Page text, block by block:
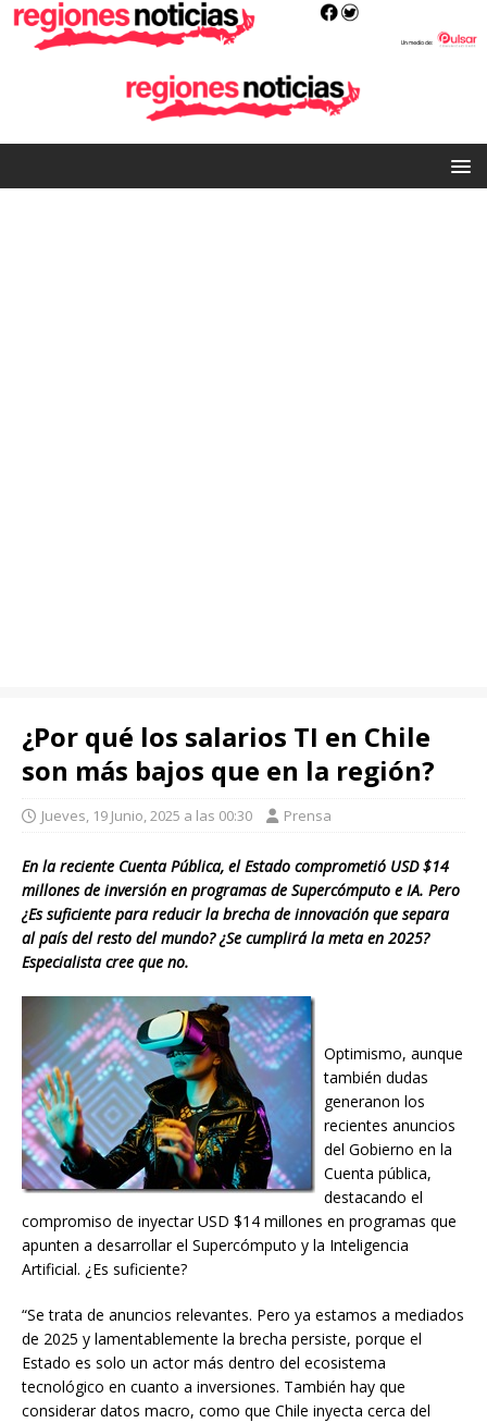
¿Por qué los salarios TI en Chile
son más bajos que en la región?
Jueves, 19 Junio, 2025 a las 00:30 Prensa
En la reciente Cuenta Pública, el Estado comprometió USD $14
millones de inversión en programas de Supercómputo e IA. Pero
¿Es suficiente para reducir la brecha de innovación que separa
al país del resto del mundo? ¿Se cumplirá la meta en 2025?
Especialista cree que no.
Optimismo, aunque
también dudas
generanon los
recientes anuncios
del Gobierno en la
Cuenta pública,
destacando el
compromiso de inyectar USD $14 millones en programas que
apunten a desarrollar el Supercómputo y la Inteligencia
Artificial. ¿Es suficiente?
“Se trata de anuncios relevantes. Pero ya estamos a mediados
de 2025 y lamentablemente la brecha persiste, porque el
Estado es solo un actor más dentro del ecosistema
tecnológico en cuanto a inversiones. También hay que
considerar datos macro, como que Chile inyecta cerca del